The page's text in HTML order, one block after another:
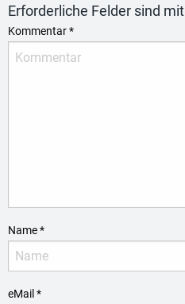
Erforderliche Felder sind mit
Kommentar*
Name*
eMail*